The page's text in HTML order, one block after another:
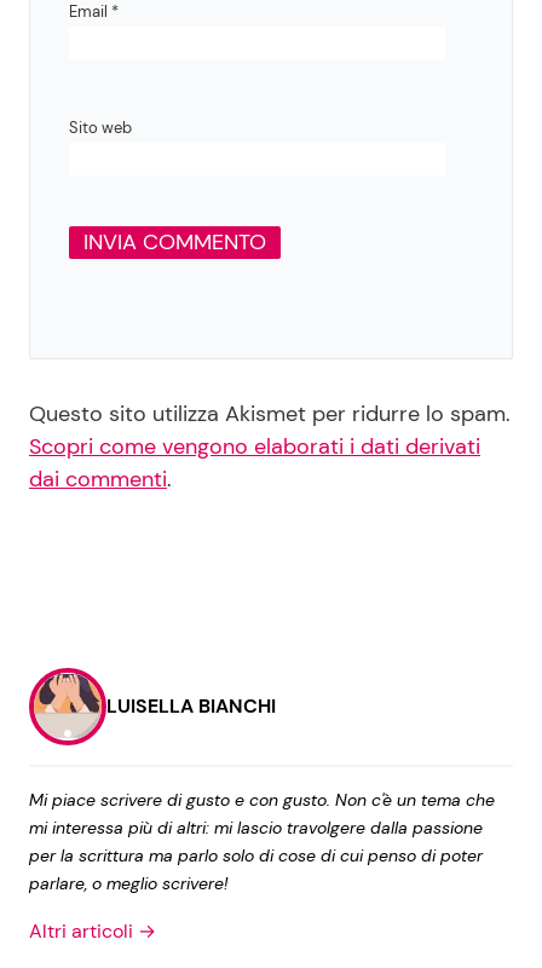
Email *
Sito web
Questo sito utilizza Akismet per ridurre lo spam.
Scopri come vengono elaborati i dati derivati
dai commenti.
LUISELLA BIANCHI
Mi piace scrivere di gusto e con gusto. Non c'è un tema che
mi interessa più di altri: mi lascio travolgere dalla passione
per la scrittura ma parlo solo di cose di cui penso di poter
parlare, o meglio scrivere!
Altri articoli →